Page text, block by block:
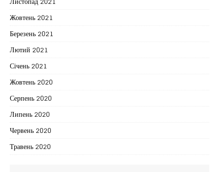
Жовтень 2021
Березень 2021
Лютий 2021
Січень 2021
Жовтень 2020
Серпень 2020
Липень 2020
Червень 2020
Травень 2020